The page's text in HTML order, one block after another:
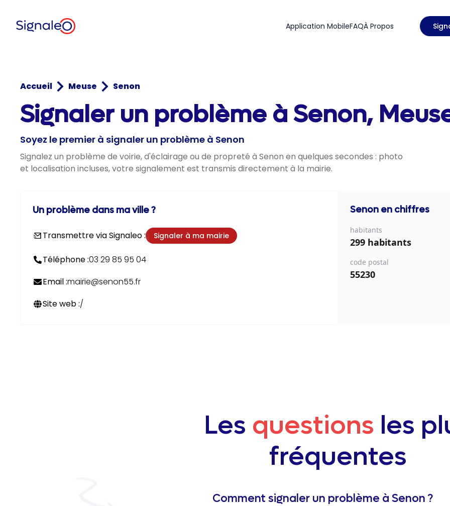
Application MobileFAQÀ Propos
Accueil Meuse Senon
Signaler un problème à Senon,
Soyez le premier à signaler un problème à Senon
Signalez un problème de voirie, d'éclairage ou de propreté à Senon en quelques secondes : photo
et localisation incluses, votre signalement est transmis directement à la mairie.
Un problème dans ma ville ?
Transmettre via Signaleo : Signaler à ma mairie
Téléphone :03 29 85 95 04
Email :mairie@senon55.fr
Site web :/
Senon en chiffres
habitants
299 habitants
code postal
55230
Les questions les
fréquentes
Comment signaler un problème à Senon ?